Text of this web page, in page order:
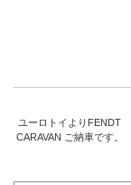
ユーロトイよりFENDT
CARAVAN ご納車です。